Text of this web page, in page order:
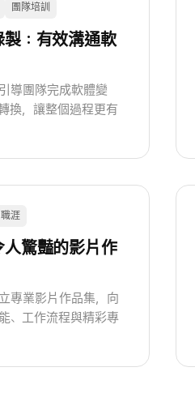
團隊培訓
：有效溝通軟
導團隊完成軟體變
換，讓整個過程更有
職涯
驚豔的影片作
專業影片作品集，向
、工作流程與精彩專